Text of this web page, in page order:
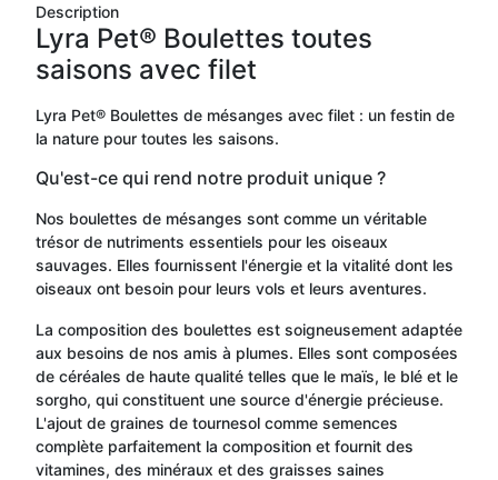
Description
Lyra Pet® Boulettes toutes
saisons avec filet
Lyra Pet® Boulettes de mésanges avec filet : un festin de
la nature pour toutes les saisons.
Qu'est-ce qui rend notre produit unique ?
Nos boulettes de mésanges sont comme un véritable
trésor de nutriments essentiels pour les oiseaux
sauvages. Elles fournissent l'énergie et la vitalité dont les
oiseaux ont besoin pour leurs vols et leurs aventures.
La composition des boulettes est soigneusement adaptée
aux besoins de nos amis à plumes. Elles sont composées
de céréales de haute qualité telles que le maïs, le blé et le
sorgho, qui constituent une source d'énergie précieuse.
L'ajout de graines de tournesol comme semences
complète parfaitement la composition et fournit des
vitamines, des minéraux et des graisses saines